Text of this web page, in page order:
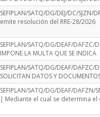
SEFIPLAN/SATQ/DG/DEJ/DC/
emite resolución del RRE-28/2026
SEFIPLAN/SATQ/DG/DEAF/
IMPONE LA MULTA QUE SE INDICA
SEFIPLAN/SATQ/DG/DEAF/
SOLICITAN DATOS Y
SEFIPLAN/SATQ/DG/DEAF/
| Mediante el cual se determina